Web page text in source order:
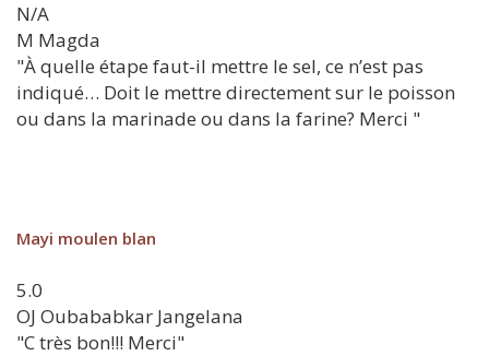
N/A
M Magda
"À quelle étape faut-il mettre le sel, ce n’est pas
indiqué… Doit le mettre directement sur le poisson
ou dans la marinade ou dans la farine? Merci "
Mayi moulen blan
5.0
OJ Oubababkar Jangelana
"C très bon!!! Merci"